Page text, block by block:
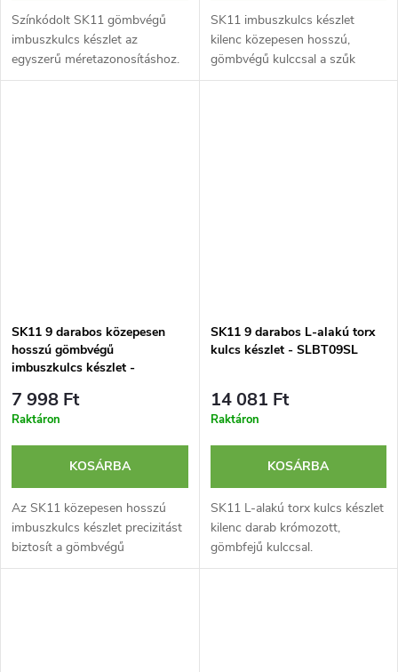
Színkódolt SK11 gömbvégű
imbuszkulcs készlet az
egyszerű méretazonosításhoz.
SK11 imbuszkulcs készlet
kilenc közepesen hosszú,
gömbvégű kulccsal a szűk
helyek és szögben való
SK11 9 darabos közepesen
hosszú gömbvégű
imbuszkulcs készlet -
7 998 Ft
Raktáron
KOSÁRBA
Az SK11 közepesen hosszú
imbuszkulcs készlet precizitást
biztosít a gömbvégű
kialakításának köszönhetően.
SK11 9 darabos L-alakú torx
kulcs készlet - SLBT09SL
14 081 Ft
Raktáron
KOSÁRBA
SK11 L-alakú torx kulcs készlet
kilenc darab krómozott,
gömbfejű kulccsal.